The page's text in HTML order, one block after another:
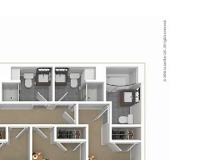
Español